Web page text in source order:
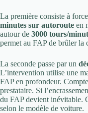
La première consiste à
minutes sur autoroute en
autour de 3000 tours/
permet au FAP de brûler la
La seconde passe par un
L’intervention utilise une
FAP en profondeur.
prestataire. Si
du FAP devient inévitable.
selon le modèle de voiture.